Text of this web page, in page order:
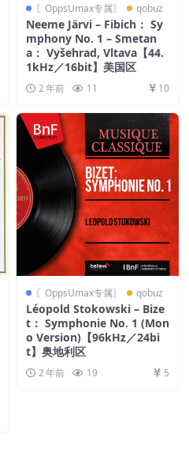
〖OppsUmax专属〗 qobuz
Neeme Järvi – Fibich： Sy
mphony No. 1 – Smetan
a： Vyšehrad, Vltava【44.
1kHz／16bit】美国区
2 年前 11 10
〖OppsUmax专属〗 qobuz
Léopold Stokowski – Bize
t： Symphonie No. 1 (Mon
o Version)【96kHz／24bi
t】奥地利区
2 年前 19 5